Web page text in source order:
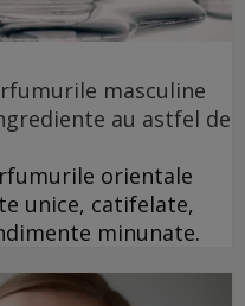
masculine
au astfel de
orientale
unice, catifelate,
minunate.